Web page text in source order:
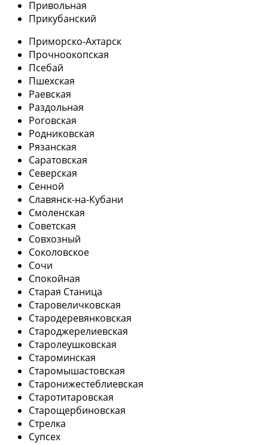
Привольная
Прикубанский
Приморско-Ахтарск
Прочноокопская
Псебай
Пшехская
Раевская
Раздольная
Роговская
Родниковская
Рязанская
Саратовская
Северская
Сенной
Славянск-на-Кубани
Смоленская
Советская
Совхозный
Соколовское
Сочи
Спокойная
Старая Станица
Старовеличковская
Стародеревянковская
Староджерелиевская
Старолеушковская
Староминская
Старомышастовская
Старонижестеблиевская
Старотитаровская
Старощербиновская
Стрелка
Супсех